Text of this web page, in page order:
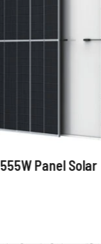
555W Panel Solar